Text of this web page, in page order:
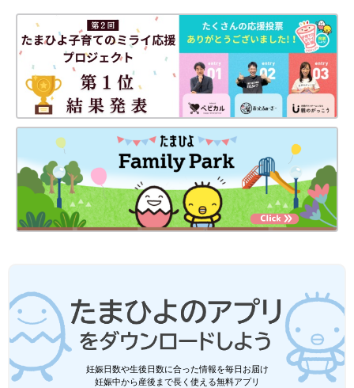
妊娠日数や生後日数に合った情報を毎日お届け
妊娠中から産後まで長く使える無料アプリ